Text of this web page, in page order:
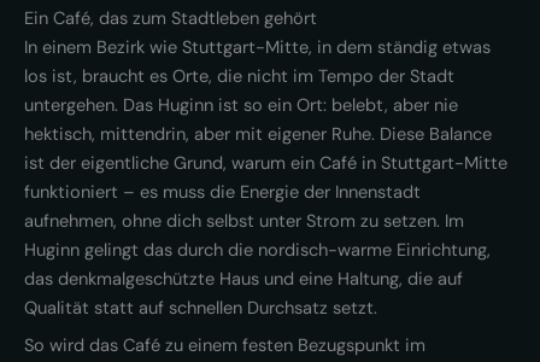
Ein Café, das zum Stadtleben gehört
In einem Bezirk wie Stuttgart-Mitte, in dem ständig etwas
los ist, braucht es Orte, die nicht im Tempo der Stadt
untergehen. Das Huginn ist so ein Ort: belebt, aber nie
hektisch, mittendrin, aber mit eigener Ruhe. Diese Balance
ist der eigentliche Grund, warum ein Café in Stuttgart-Mitte
funktioniert – es muss die Energie der Innenstadt
aufnehmen, ohne dich selbst unter Strom zu setzen. Im
Huginn gelingt das durch die nordisch-warme Einrichtung,
das denkmalgeschützte Haus und eine Haltung, die auf
Qualität statt auf schnellen Durchsatz setzt.
So wird das Café zu einem festen Bezugspunkt im